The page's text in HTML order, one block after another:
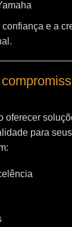
e a
oferecer
para